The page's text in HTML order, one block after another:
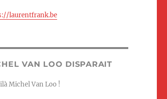
laurentfrank.be
VAN LOO DISPARAIT
Michel Van Loo !